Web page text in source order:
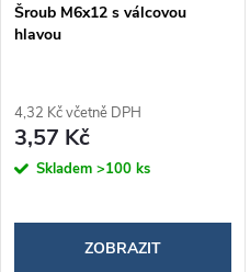
Šroub M6x12 s válcovou
hlavou
4,32 Kč včetně DPH
3,57 Kč
Skladem >100 ks
ZOBRAZIT